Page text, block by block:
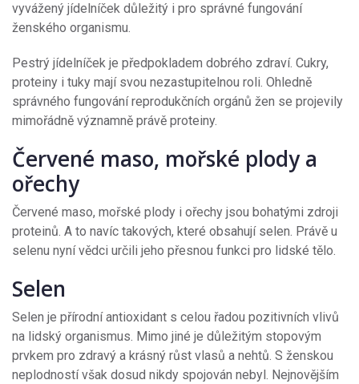
vyvážený jídelníček důležitý i pro správné fungování
ženského organismu.
Pestrý jídelníček je předpokladem dobrého zdraví. Cukry,
proteiny i tuky mají svou nezastupitelnou roli. Ohledně
správného fungování reprodukčních orgánů žen se projevily
mimořádně významně právě proteiny.
Červené maso, mořské plody a
ořechy
Červené maso, mořské plody i ořechy jsou bohatými zdroji
proteinů. A to navíc takových, které obsahují selen. Právě u
selenu nyní vědci určili jeho přesnou funkci pro lidské tělo.
Selen
Selen je přírodní antioxidant s celou řadou pozitivních vlivů
na lidský organismus. Mimo jiné je důležitým stopovým
prvkem pro zdravý a krásný růst vlasů a nehtů. S ženskou
neplodností však dosud nikdy spojován nebyl. Nejnovějším